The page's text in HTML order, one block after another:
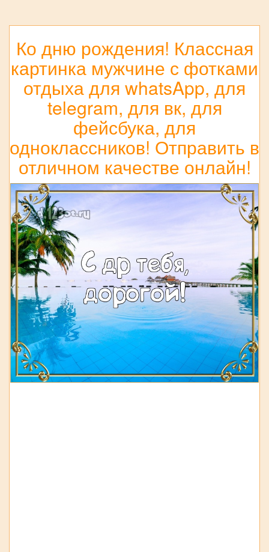
Ко дню рождения! Классная
картинка мужчине с фотками
отдыха для whatsApp, для
telegram, для вк, для
фейсбука, для
одноклассников! Отправить в
отличном качестве онлайн!